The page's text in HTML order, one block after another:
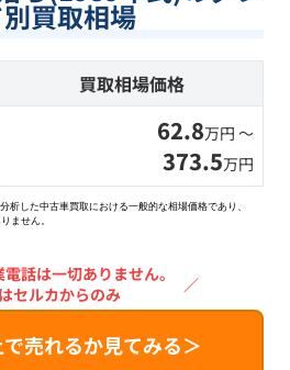
買取相場
買取相場価格
62.8万円 〜
373.5万円
した中古車買取における一般的な相場価格であり、
ません。
話は一切ありません。
セルカからのみ
／
売れるか見てみる＞